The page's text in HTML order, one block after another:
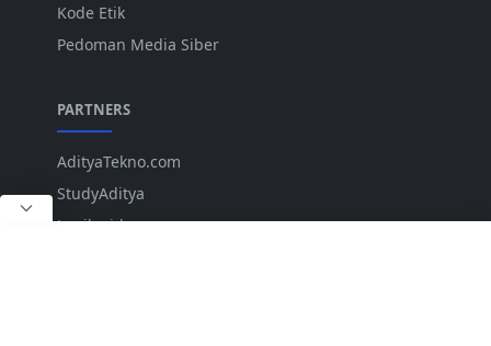
Kode Etik
Pedoman Media Siber
PARTNERS
AdityaTekno.com
StudyAditya
Lepiku.id